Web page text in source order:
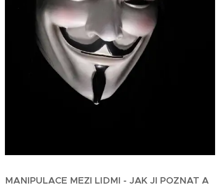
MANIPULACE MEZI LIDMI - JAK JI POZNAT A